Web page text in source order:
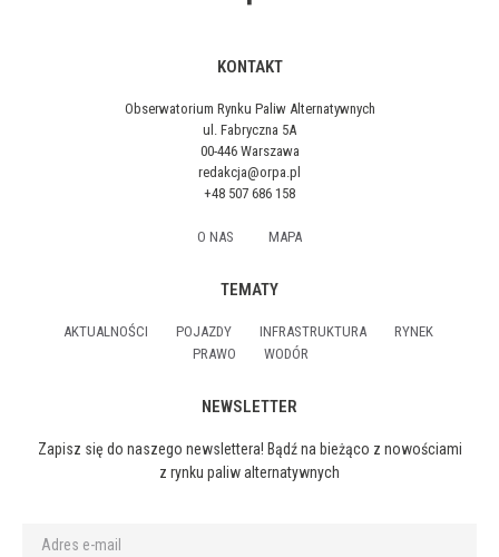
KONTAKT
Obserwatorium Rynku Paliw Alternatywnych
ul. Fabryczna 5A
00-446 Warszawa
redakcja@orpa.pl
+48 507 686 158
O NAS MAPA
TEMATY
AKTUALNOŚCI POJAZDY INFRASTRUKTURA
RYNEK
PRAWO
WODÓR
NEWSLETTER
Zapisz się do naszego newslettera! Bądź na bieżąco z nowościami
z rynku paliw alternatywnych